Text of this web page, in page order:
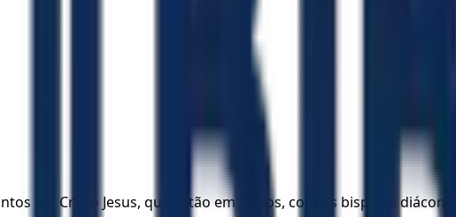
em Cristo Jesus, que estão em Filipos, com os bispos e diáconos: